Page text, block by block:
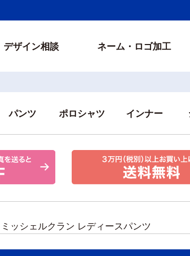
デザイン相談 ネーム・ロゴ加工
パンツ ポロシャツ インナー
ミッシェルクラン レディースパンツ